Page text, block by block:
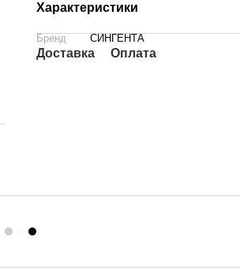
Характеристики
Бренд СИНГЕНТА
Доставка Оплата